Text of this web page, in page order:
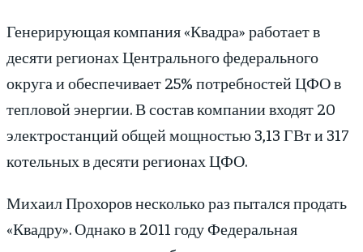
Генерирующая компания «Квадра» работает в
десяти регионах Центрального федерального
округа и обеспечивает 25% потребностей ЦФО в
тепловой энергии. В состав компании входят 20
электростанций общей мощностью 3,13 ГВт и 317
котельных в десяти регионах ЦФО.
Михаил Прохоров несколько раз пытался продать
«Квадру». Однако в 2011 году Федеральная